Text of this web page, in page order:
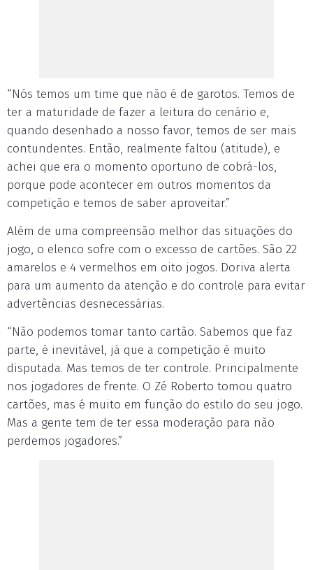
“Nós temos um time que não é de garotos. Temos de
ter a maturidade de fazer a leitura do cenário e,
quando desenhado a nosso favor, temos de ser mais
contundentes. Então, realmente faltou (atitude), e
achei que era o momento oportuno de cobrá-los,
porque pode acontecer em outros momentos da
competição e temos de saber aproveitar.”
Além de uma compreensão melhor das situações do
jogo, o elenco sofre com o excesso de cartões. São 22
amarelos e 4 vermelhos em oito jogos. Doriva alerta
para um aumento da atenção e do controle para evitar
advertências desnecessárias.
“Não podemos tomar tanto cartão. Sabemos que faz
parte, é inevitável, já que a competição é muito
disputada. Mas temos de ter controle. Principalmente
nos jogadores de frente. O Zé Roberto tomou quatro
cartões, mas é muito em função do estilo do seu jogo.
Mas a gente tem de ter essa moderação para não
perdemos jogadores.”